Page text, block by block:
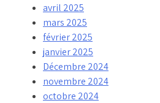
avril 2025
mars 2025
février 2025
janvier 2025
Décembre 2024
novembre 2024
octobre 2024